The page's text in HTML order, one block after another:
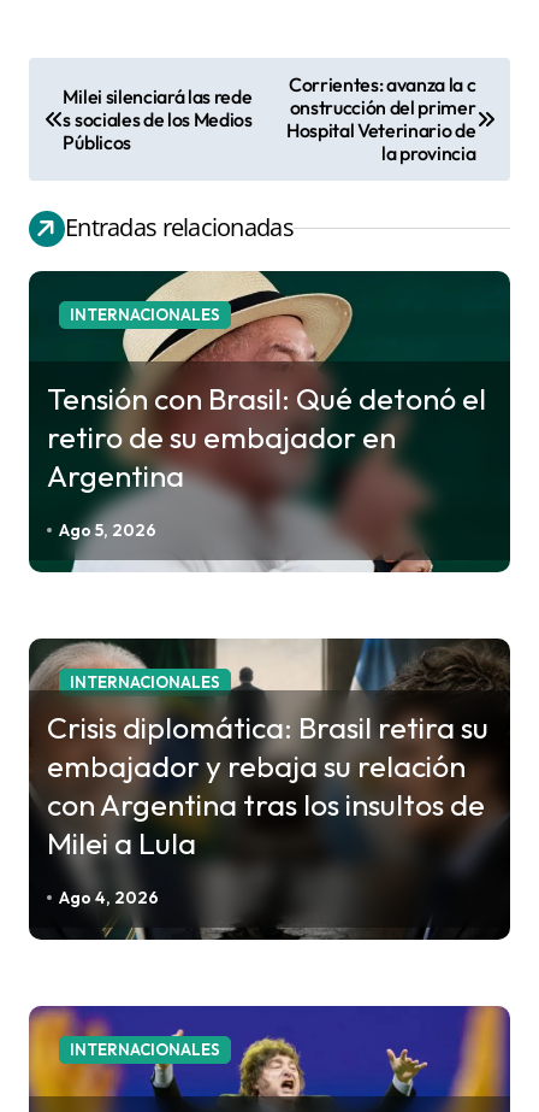
v
e
g
a
n
r
a
a
s
Milei silenciará las rede
s sociales de los Medios
Públicos
Corrientes: avanza la c
onstrucción del primer
Hospital Veterinario de
la provincia
Entradas relacionadas
INTERNACIONALES
Tensión con Brasil: Qué detonó el
retiro de su embajador en
Argentina
Ago 5, 2026
INTERNACIONALES
Crisis diplomática: Brasil retira su
embajador y rebaja su relación
con Argentina tras los insultos de
Milei a Lula
Ago 4, 2026
INTERNACIONALES